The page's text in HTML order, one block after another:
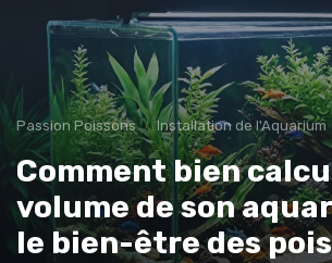
Passion Poissons Installation de l'Aquarium
Comment bien
volume de son
le bien-être des